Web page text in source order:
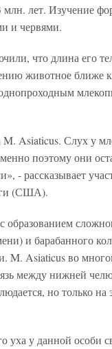
млн. лет. Изучение
и червями.
что длина его
животное ближе
M. Asiaticus. Слух у
поэтому они
- рассказывает
(США).
и барабанного
M. Asiaticus во
между нижней
но только
уха у данной особи